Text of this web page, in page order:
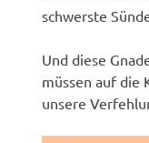
schwerste
Und diese
müssen auf die
unsere